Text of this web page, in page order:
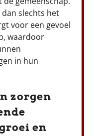
slechts het
voor een gevoel
waardoor
in hun
zorgen
en